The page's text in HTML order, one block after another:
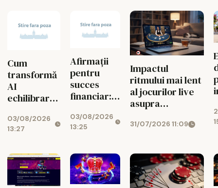
Cum
transformă
AI
echilibrarea
noroc
03/08/2026
13:27
Afirmații
pentru
succes
financiar:
atragi banii
zilnic
03/08/2026
13:25
Impactul
ritmului mai lent
al jocurilor live
asupra
bugetului la
31/07/2026 11:09